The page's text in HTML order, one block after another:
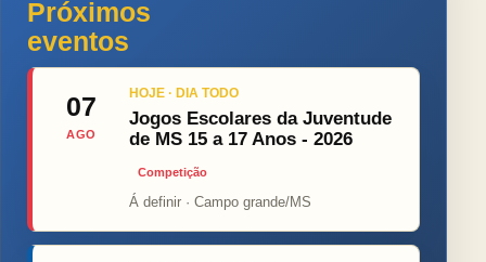
Próximos
eventos
07
AGO
HOJE · DIA TODO
Jogos Escolares da Juventude
de MS 15 a 17 Anos - 2026
Competição
Á definir · Campo grande/MS